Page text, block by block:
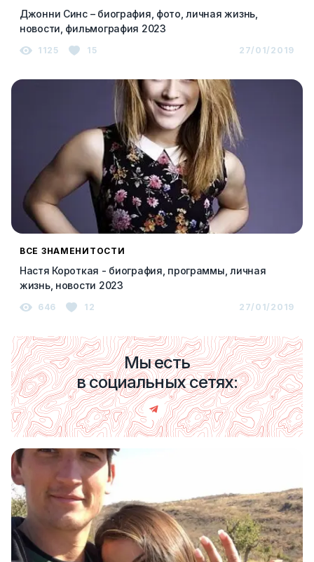
Джонни Синс – биография, фото, личная жизнь,
новости, фильмография 2023
1125 15 27/01/2019
ВСЕ ЗНАМЕНИТОСТИ
Настя Короткая - биография, программы, личная
жизнь, новости 2023
646 12 27/01/2019
Мы есть
в социальных сетях: